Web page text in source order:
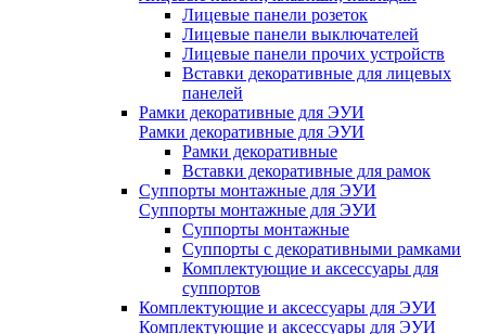
Лицевые панели розеток
Лицевые панели выключателей
Лицевые панели прочих устройств
Вставки декоративные для лицевых
панелей
Рамки декоративные для ЭУИ
Рамки декоративные для ЭУИ
Рамки декоративные
Вставки декоративные для рамок
Суппорты монтажные для ЭУИ
Суппорты монтажные для ЭУИ
Суппорты монтажные
Суппорты с декоративными рамками
Комплектующие и аксессуары для
суппортов
Комплектующие и аксессуары для ЭУИ
Комплектующие и аксессуары для ЭУИ